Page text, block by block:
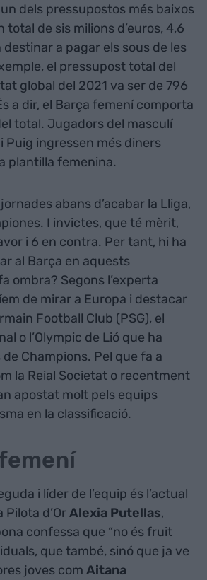
dels pressupostos més baixos
total de sis milions d’euros, 4,6
destinar a pagar els sous de les
el pressupost total del
global del 2021 va ser de 796
a dir, el Barça femení comporta
total. Jugadors del masculí
Puig ingressen més diners
plantilla femenina.
abans d’acabar la Lliga,
I invictes, que té mèrit,
i 6 en contra. Per tant, hi ha
al Barça en aquests
ombra? Segons l’experta
de mirar a Europa i destacar
Football Club (PSG), el
o l’Olympic de Lió que ha
Champions. Pel que fa a
la Reial Societat o recentment
apostat molt pels equips
en la classificació.
i líder de l’equip és l’actual
d’OrAlexia Putellas,
confessa que “no és fruit
que també, sinó que ja ve
joves com Aitana